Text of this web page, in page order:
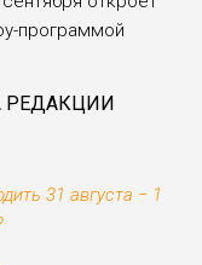
программой
РЕДАКЦИИ
31 августа − 1